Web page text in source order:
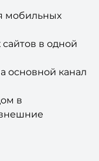
для
мобильных
в одной
канал
в